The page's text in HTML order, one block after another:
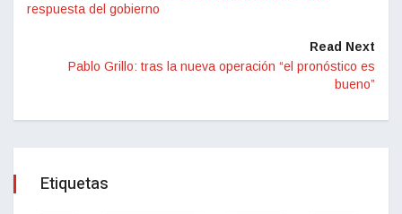
respuesta del gobierno
Read Next
Pablo Grillo: tras la nueva operación “el pronóstico es
bueno”
Etiquetas